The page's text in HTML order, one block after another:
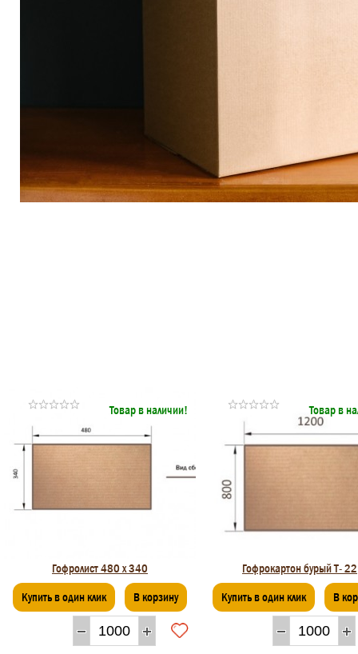
Товар в наличии!
Гофролист 480 х 340
Купить в один клик В корзину
Товар в
Гофрокартон бурый Т- 22
Купить в один клик В